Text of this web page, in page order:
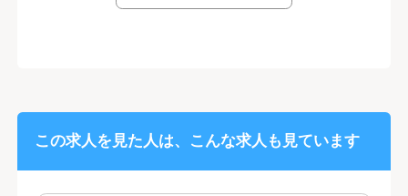
この求人を見た人は、こんな求人も見ています